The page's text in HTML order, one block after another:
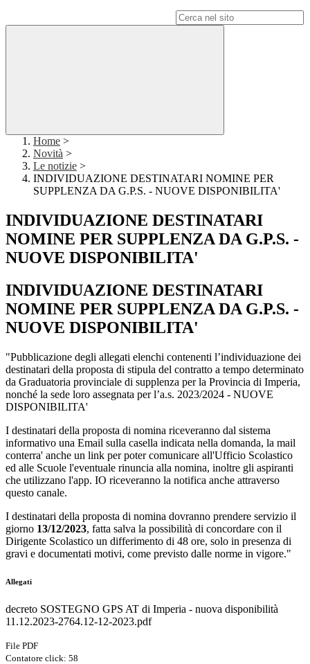
Home >
Novità >
Le notizie >
INDIVIDUAZIONE DESTINATARI NOMINE PER
SUPPLENZA DA G.P.S. - NUOVE DISPONIBILITA'
INDIVIDUAZIONE DESTINATARI
NOMINE PER SUPPLENZA DA G.P.S. -
NUOVE DISPONIBILITA'
INDIVIDUAZIONE DESTINATARI
NOMINE PER SUPPLENZA DA G.P.S. -
NUOVE DISPONIBILITA'
"Pubblicazione degli allegati elenchi contenenti l’individuazione dei
destinatari della proposta di stipula del contratto a tempo determinato
da Graduatoria provinciale di supplenza per la Provincia di Imperia,
nonché la sede loro assegnata per l’a.s. 2023/2024 - NUOVE
DISPONIBILITA'
I destinatari della proposta di nomina riceveranno dal sistema
informativo una Email sulla casella indicata nella domanda, la mail
conterra' anche un link per poter comunicare all'Ufficio Scolastico
ed alle Scuole l'eventuale rinuncia alla nomina, inoltre gli aspiranti
che utilizzano l'app. IO riceveranno la notifica anche attraverso
questo canale.
I destinatari della proposta di nomina dovranno prendere servizio il
giorno 13/12/2023, fatta salva la possibilità di concordare con il
Dirigente Scolastico un differimento di 48 ore, solo in presenza di
gravi e documentati motivi, come previsto dalle norme in vigore."
Allegati
decreto SOSTEGNO GPS AT di Imperia - nuova disponibilità
11.12.2023-2764.12-12-2023.pdf
File PDF
Contatore click: 58